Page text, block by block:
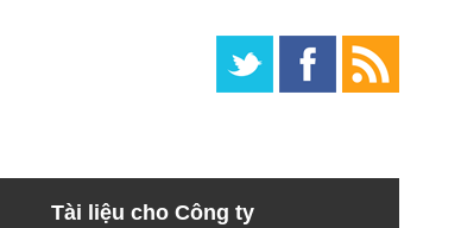
Tài liệu cho Công ty